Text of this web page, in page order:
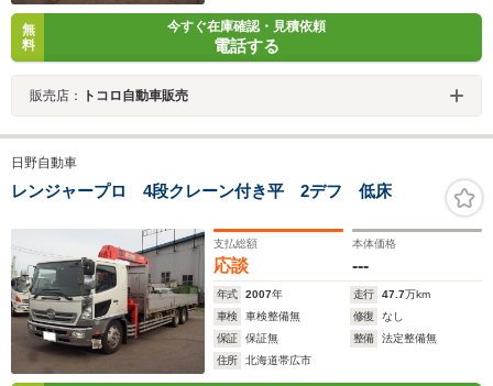
無
料
今すぐ在庫確認・見積依頼
電話する
販売店： トコロ自動車販売
日野自動車
レンジャープロ 4段クレーン付き平 2デフ 低床
支払総額
応談
本体価格
---
年式 2007年 走行 47.7万km
車検
車検整備無 修復
なし
保証
保証無 整備
法定整備無
住所
北海道帯広市